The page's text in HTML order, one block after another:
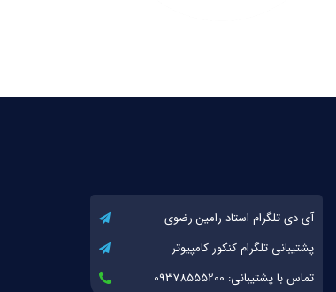
آی دی تلگرام استاد رامین رضوی
پشتیبانی تلگرام کنکور کامپیوتر
تماس با پشتیبانی: 09378555200